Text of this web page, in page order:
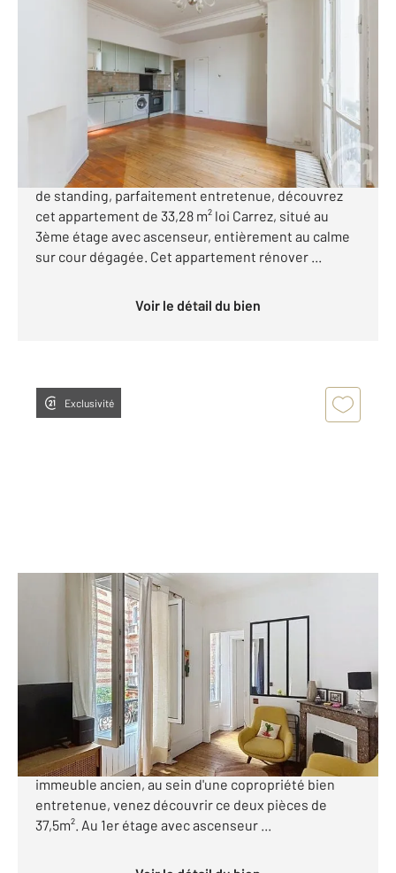
PARIS 75009
, 2 pièces
Ref : 22369
Appartement T2 à vendre
420 000 €
SECTEUR MARTYRS CALME LUMINOSITÉ
ASCENSEUR Rue Clauzel Au sein d'une copropriété
de standing, parfaitement entretenue, découvrez
cet appartement de 33,28 m² loi Carrez, situé au
3ème étage avec ascenseur, entièrement au calme
sur cour dégagée. Cet appartement rénover ...
Voir le détail du bien
Exclusivité
PARIS 75017
, 2 pièces
Ref : 2675
Appartement F2 à vendre
338 000 €
2 PIECES AU CALME - 17EME - PARFAIT ETAT Métro
14 Pont Cardinet - Tram 3B Porte d'Asnières Dans un
immeuble ancien, au sein d'une copropriété bien
entretenue, venez découvrir ce deux pièces de
37,5m². Au 1er étage avec ascenseur ...